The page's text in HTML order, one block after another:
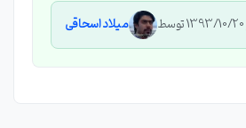
میلاد اسحاقی